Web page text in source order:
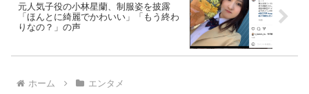
元人気子役の小林星蘭、制服姿を披露
「ほんとに綺麗でかわいい」「もう終わ
りなの？」の声
ホーム エンタメ